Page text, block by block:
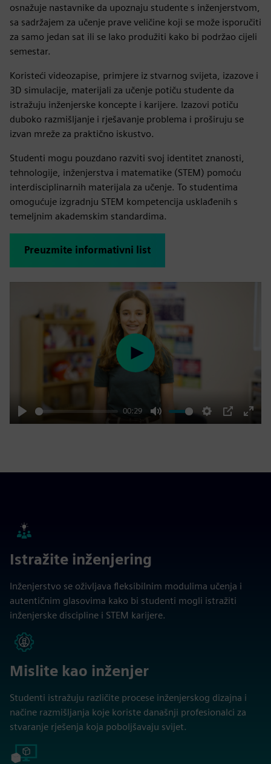
osnažuje nastavnike da upoznaju studente s inženjerstvom,
sa sadržajem za učenje prave veličine koji se može isporučiti
za samo jedan sat ili se lako produžiti kako bi podržao cijeli
semestar.
Koristeći videozapise, primjere iz stvarnog svijeta, izazove i
3D simulacije, materijali za učenje potiču studente da
istražuju inženjerske koncepte i karijere. Izazovi potiču
duboko razmišljanje i rješavanje problema i proširuju se
izvan mreže za praktično iskustvo.
Studenti mogu pouzdano razviti svoj identitet znanosti,
tehnologije, inženjerstva i matematike (STEM) pomoću
interdisciplinarnih materijala za učenje. To studentima
omogućuje izgradnju STEM kompetencija usklađenih s
temeljnim akademskim standardima.
Preuzmite informativni list
Play
00:29
Mute Settings
PIP
Enter
Play
Istražite inženjering
Inženjerstvo se oživljava fleksibilnim modulima učenja i
autentičnim glasovima kako bi studenti mogli istražiti
inženjerske discipline i STEM karijere.
Mislite kao inženjer
Studenti istražuju različite procese inženjerskog dizajna i
načine razmišljanja koje koriste današnji profesionalci za
stvaranje rješenja koja poboljšavaju svijet.